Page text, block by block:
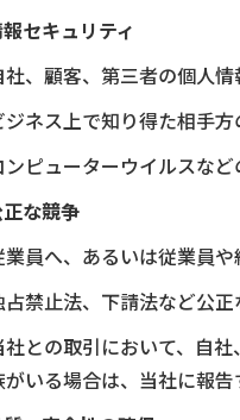
セキュリティ
社、顧客、第三者の個人
ジネス上で知り得た相手
ンピューターウイルスな
な競争
業員へ、あるいは従業員
占禁止法、下請法など公
社との取引において、自
がいる場合は、当社に報告